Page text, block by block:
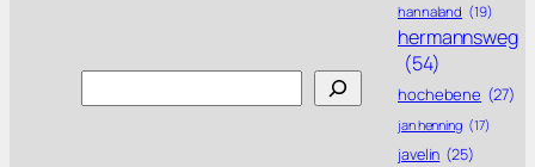
hannaland (19)
hermannsweg
(54)
hochebene (27)
jan henning (17)
javelin (25)